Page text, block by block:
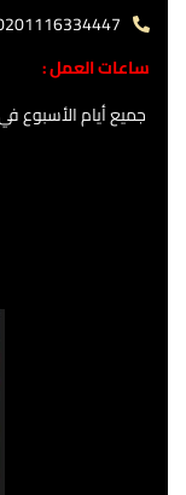
ساعات العمل :
جميع أيام الأسبوع